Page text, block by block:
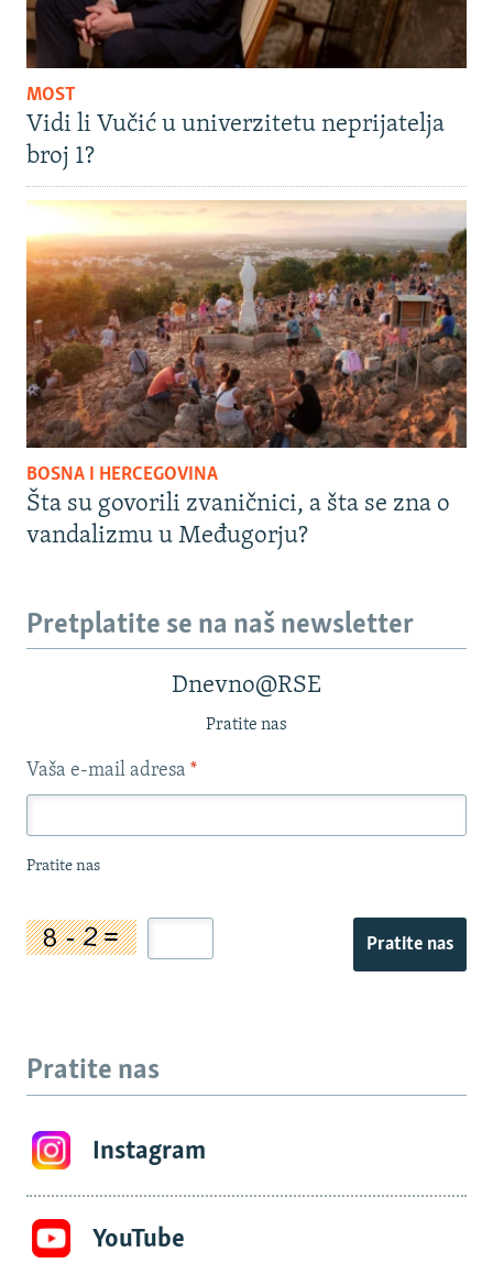
MOST
Vidi li Vučić u univerzitetu neprijatelja
broj 1?
BOSNA I HERCEGOVINA
Šta su govorili zvaničnici, a šta se zna o
vandalizmu u Međugorju?
Pretplatite se na naš newsletter
Dnevno@RSE
Pratite nas
Vaša e-mail adresa *
Pratite nas
Pratite nas
Pratite nas
Instagram
YouTube